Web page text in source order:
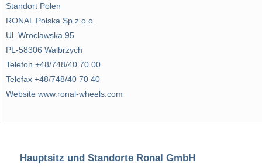
Standort Polen
RONAL Polska Sp.z o.o.
Ul. Wroclawska 95
PL-58306 Walbrzych
Telefon +48/748/40 70 00
Telefax +48/748/40 70 40
Website www.ronal-wheels.com
Hauptsitz und Standorte Ronal GmbH